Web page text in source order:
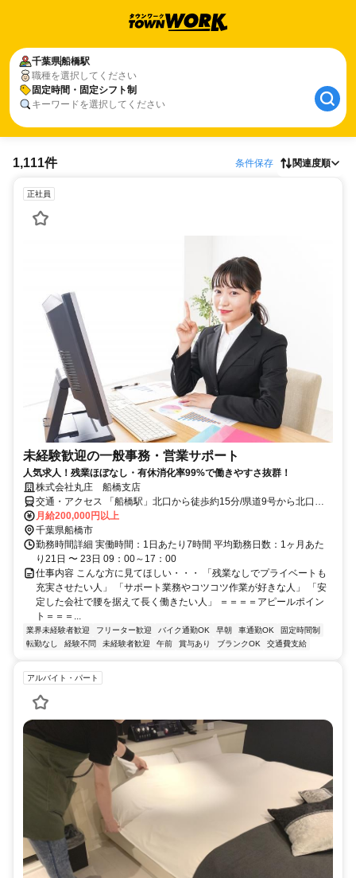
千葉県船橋駅
職種を選択してください
固定時間・固定シフト制
キーワードを選択してください
1,111件 条件保存 関連度順
正社員
未経験歓迎の一般事務・営業サポート
人気求人！残業ほぼなし・有休消化率99%で働きやすさ抜群！
株式会社丸庄 船橋支店
交通・アクセス 「船橋駅」北口から徒歩約15分/県道9号から北口十
字路を入ってから車で2分。
月給200,000円以上
千葉県船橋市
勤務時間詳細 実働時間：1日あたり7時間 平均勤務日数：1ヶ月あた
り21日 〜 23日 09：00～17：00
仕事内容 こんな方に見てほしい・・・ 「残業なしでプライベートも
充実させたい人」 「サポート業務やコツコツ作業が好きな人」 「安
定した会社で腰を据えて長く働きたい人」 ＝＝＝＝アピールポイン
ト＝＝＝...
業界未経験者歓迎 フリーター歓迎 バイク通勤OK 早朝 車通勤OK
固定時間制
転勤なし
経験不問 未経験者歓迎 午前 賞与あり ブランクOK 交通費支給
アルバイト・パート